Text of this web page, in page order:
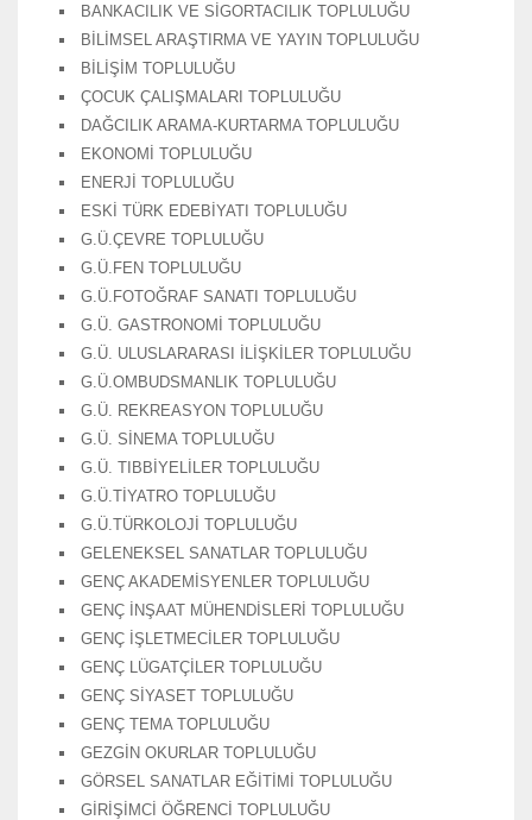
BANKACILIK VE SİGORTACILIK TOPLULUĞU
BİLİMSEL ARAŞTIRMA VE YAYIN TOPLULUĞU
BİLİŞİM TOPLULUĞU
ÇOCUK ÇALIŞMALARI TOPLULUĞU
DAĞCILIK ARAMA-KURTARMA TOPLULUĞU
EKONOMİ TOPLULUĞU
ENERJİ TOPLULUĞU
ESKİ TÜRK EDEBİYATI TOPLULUĞU
G.Ü.ÇEVRE TOPLULUĞU
G.Ü.FEN TOPLULUĞU
G.Ü.FOTOĞRAF SANATI TOPLULUĞU
G.Ü. GASTRONOMİ TOPLULUĞU
G.Ü. ULUSLARARASI İLİŞKİLER TOPLULUĞU
G.Ü.OMBUDSMANLIK TOPLULUĞU
G.Ü. REKREASYON TOPLULUĞU
G.Ü. SİNEMA TOPLULUĞU
G.Ü. TIBBİYELİLER TOPLULUĞU
G.Ü.TİYATRO TOPLULUĞU
G.Ü.TÜRKOLOJİ TOPLULUĞU
GELENEKSEL SANATLAR TOPLULUĞU
GENÇ AKADEMİSYENLER TOPLULUĞU
GENÇ İNŞAAT MÜHENDİSLERİ TOPLULUĞU
GENÇ İŞLETMECİLER TOPLULUĞU
GENÇ LÜGATÇİLER TOPLULUĞU
GENÇ SİYASET TOPLULUĞU
GENÇ TEMA TOPLULUĞU
GEZGİN OKURLAR TOPLULUĞU
GÖRSEL SANATLAR EĞİTİMİ TOPLULUĞU
GİRİŞİMCİ ÖĞRENCİ TOPLULUĞU